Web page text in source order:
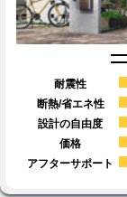
耐震性
断熱/省エネ性
設計の自由度
価格
アフターサポート